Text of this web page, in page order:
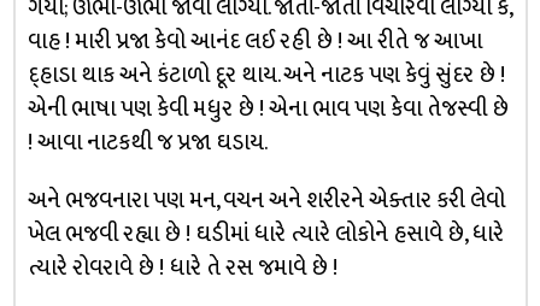
ગયા; ઊભા-ઊભા જોવા લાગ્યા. જોતાં-જોતાં વિચારવા લાગ્યા કે,
વાહ ! મારી પ્રજા કેવો આનંદ લઈ રહી છે ! આ રીતે જ આખા
દ્હાડા થાક અને કંટાળો દૂર થાય. અને નાટક પણ કેવું સુંદર છે !
એની ભાષા પણ કેવી મધુર છે ! એના ભાવ પણ કેવા તેજસ્વી છે
! આવા નાટકથી જ પ્રજા ઘડાય.
અને ભજવનારા પણ મન, વચન અને શરીરને એક્તાર કરી લેવો
ખેલ ભજવી રહ્યા છે ! ઘડીમાં ધારે ત્યારે લોકોને હસાવે છે, ધારે
ત્યારે રોવરાવે છે ! ધારે તે રસ જમાવે છે !